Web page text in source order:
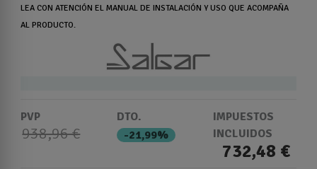
LEA CON ATENCIÓN EL MANUAL DE INSTALACIÓN Y USO QUE ACOMPAÑA
AL PRODUCTO.
PVP
938,96 €
DTO.
-21,99%
IMPUESTOS
INCLUIDOS
732,48 €